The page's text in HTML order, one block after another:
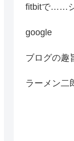
fitbitで……
google
ブログの趣
ラーメン